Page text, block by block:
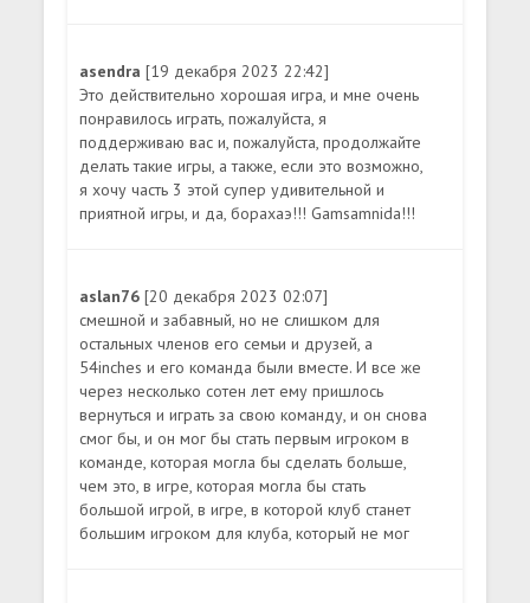
asendra[19 декабря 2023 22:42]
Это действительно хорошая игра, и мне очень
понравилось играть, пожалуйста, я
поддерживаю вас и, пожалуйста, продолжайте
делать такие игры, а также, если это возможно,
я хочу часть 3 этой супер удивительной и
приятной игры, и да, борахаэ!!! Gamsamnida!!!
aslan76[20 декабря 2023 02:07]
смешной и забавный, но не слишком для
остальных членов его семьи и друзей, а
54inches и его команда были вместе. И все же
через несколько сотен лет ему пришлось
вернуться и играть за свою команду, и он снова
смог бы, и он мог бы стать первым игроком в
команде, которая могла бы сделать больше,
чем это, в игре, которая могла бы стать
большой игрой, в игре, в которой клуб станет
большим игроком для клуба, который не мог